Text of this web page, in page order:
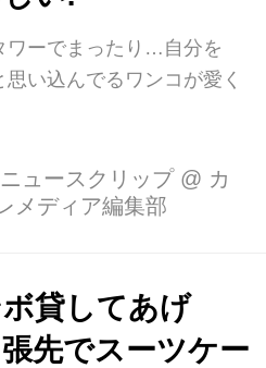
ワーでまったり…自分を
思い込んでるワンコが愛く
ュースクリップ @ カ
メディア編集部
ボ貸してあげ
先でスーツケー